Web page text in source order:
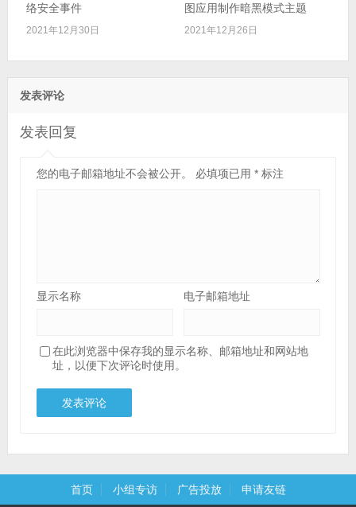
络安全事件
2021年12月30日
图应用制作暗黑模式主题
2021年12月26日
发表评论
发表回复
您的电子邮箱地址不会被公开。 必填项已用 *标注
显示名称 电子邮箱地址
在此浏览器中保存我的显示名称、邮箱地址和网站地
址，以便下次评论时使用。
首页 小组专访 广告投放 申请友链